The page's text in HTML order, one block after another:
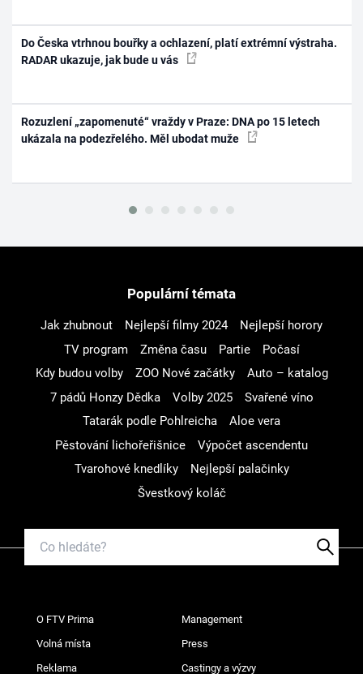
Do Česka vtrhnou bouřky a ochlazení, platí extrémní výstraha.
RADAR ukazuje, jak bude u vás
Rozuzlení „zapomenuté“ vraždy v Praze: DNA po 15 letech
ukázala na podezřelého. Měl ubodat muže
Populární témata
Jak zhubnout Nejlepší filmy 2024
Nejlepší horory
TV program
Změna času Partie
Počasí
Kdy budou volby
ZOO Nové začátky
Auto – katalog
7 pádů Honzy Dědka
Volby 2025
Svařené víno
Tatarák podle Pohlreicha
Aloe vera
Pěstování lichořeřišnice
Výpočet ascendentu
Tvarohové knedlíky
Nejlepší palačinky
Švestkový koláč
O FTV Prima Management
Volná místa Press
Reklama Castingy a výzvy